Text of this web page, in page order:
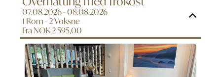
07.08.2026 - 08.08.2026
1 Rom -2Voksne
Fra NOK 2 595,00